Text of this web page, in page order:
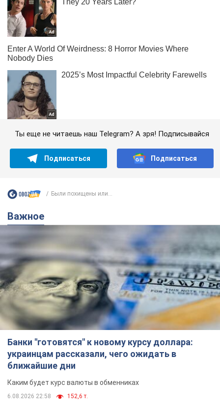
Ты еще не читаешь наш Telegram? А зря! Подписывайся
Подписаться Подписаться
Были похищены или...
Важное
Банки "готовятся" к новому курсу доллара:
украинцам рассказали, чего ожидать в
ближайшие дни
Каким будет курс валюты в обменниках
6.08.2026 22:58 152,6 т.